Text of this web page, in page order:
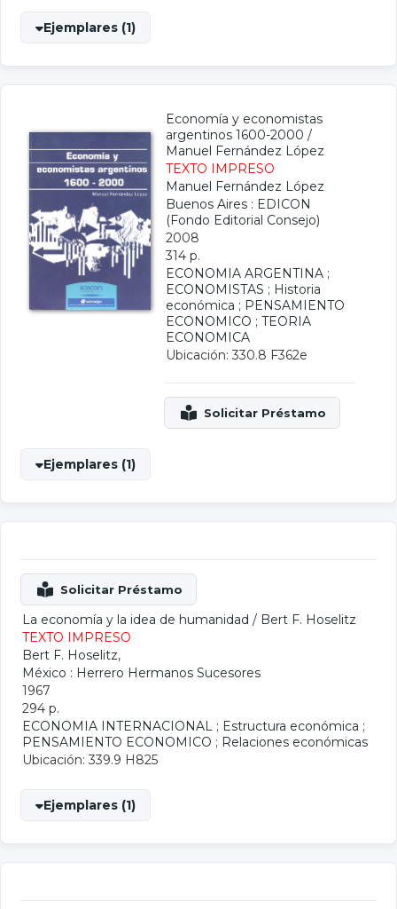
Ejemplares (1)
Economía y economistas
argentinos 1600-2000 /
Manuel Fernández López
TEXTO IMPRESO
Manuel Fernández López
Buenos Aires : EDICON
(Fondo Editorial Consejo)
2008
314 p.
ECONOMIA ARGENTINA ;
ECONOMISTAS ; Historia
económica ; PENSAMIENTO
ECONOMICO ; TEORIA
ECONOMICA
Ubicación: 330.8 F362e
Ejemplares (1)
La economía y la idea de humanidad / Bert F. Hoselitz
TEXTO IMPRESO
Bert F. Hoselitz,
México : Herrero Hermanos Sucesores
1967
294 p.
ECONOMIA INTERNACIONAL ; Estructura económica ;
PENSAMIENTO ECONOMICO ; Relaciones económicas
Ubicación: 339.9 H825
Ejemplares (1)